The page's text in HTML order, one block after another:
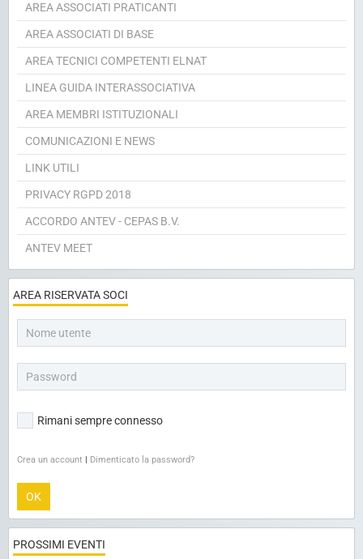
AREA ASSOCIATI PRATICANTI
AREA ASSOCIATI DI BASE
AREA TECNICI COMPETENTI ELNAT
LINEA GUIDA INTERASSOCIATIVA
AREA MEMBRI ISTITUZIONALI
COMUNICAZIONI E NEWS
LINK UTILI
PRIVACY RGPD 2018
ACCORDO ANTEV - CEPAS B.V.
ANTEV MEET
AREA RISERVATA SOCI
Rimani sempre connesso
Crea un account Dimenticato la password?
OK
PROSSIMI EVENTI